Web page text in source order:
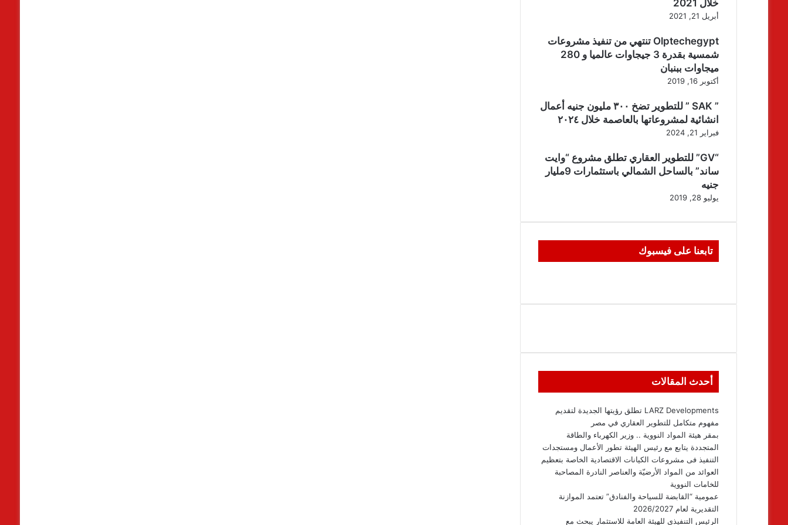
خلال 2021
أبريل 21, 2021
Olptechegypt تنتهي من تنفيذ مشروعات
شمسية بقدرة 3 جيجاوات عالميا و 280
ميجاوات ببنبان
أكتوبر 16, 2019
” SAK ” للتطوير تضخ ٣٠٠ مليون جنيه أعمال
انشائية لمشروعاتها بالعاصمة خلال ٢٠٢٤
فبراير 21, 2024
“GV” للتطوير العقاري تطلق مشروع “وايت
ساند” بالساحل الشمالي باستثمارات 9مليار
جنيه
يوليو 28, 2019
تابعنا على فيسبوك
أحدث المقالات
LARZ Developments تطلق رؤيتها الجديدة لتقديم
مفهوم متكامل للتطوير العقاري في مصر
بمقر هيئة المواد النووية .. وزير الكهرباء والطاقة
المتجددة يتابع مع رئيس الهيئة تطور الأعمال ومستجدات
التنفيذ فى مشروعات الكيانات الاقتصادية الخاصة بتعظيم
العوائد من المواد الأرضيّة والعناصر النادرة المصاحبة
للخامات النووية
عمومية “القابضة للسياحة والفنادق” تعتمد الموازنة
التقديرية لعام 2026/2027
الرئيس التنفيذي للهيئة العامة للاستثمار يبحث مع